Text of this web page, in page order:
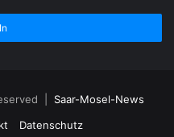
| Saar-Mosel-News
Datenschutz